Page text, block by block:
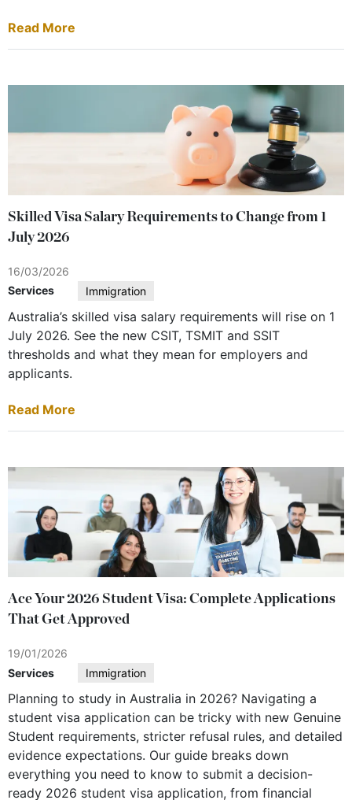
Read More
Skilled Visa Salary Requirements to Change from 1
July 2026
16/03/2026
Services
Immigration
Australia’s skilled visa salary requirements will rise on 1
July 2026. See the new CSIT, TSMIT and SSIT
thresholds and what they mean for employers and
applicants.
Read More
Ace Your 2026 Student Visa: Complete Applications
That Get Approved
19/01/2026
Services
Immigration
Planning to study in Australia in 2026? Navigating a
student visa application can be tricky with new Genuine
Student requirements, stricter refusal rules, and detailed
evidence expectations. Our guide breaks down
everything you need to know to submit a decision-
ready 2026 student visa application, from financial